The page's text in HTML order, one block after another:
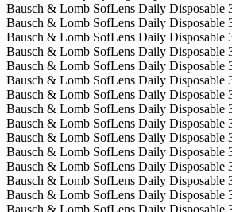
Bausch & Lomb SofLens Daily Disposable
Bausch & Lomb SofLens Daily Disposable
Bausch & Lomb SofLens Daily Disposable
Bausch & Lomb SofLens Daily Disposable
Bausch & Lomb SofLens Daily Disposable
Bausch & Lomb SofLens Daily Disposable
Bausch & Lomb SofLens Daily Disposable
Bausch & Lomb SofLens Daily Disposable
Bausch & Lomb SofLens Daily Disposable
Bausch & Lomb SofLens Daily Disposable
Bausch & Lomb SofLens Daily Disposable
Bausch & Lomb SofLens Daily Disposable
Bausch & Lomb SofLens Daily Disposable
Bausch & Lomb SofLens Daily Disposable